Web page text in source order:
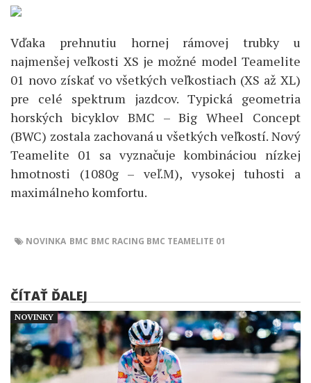
Vďaka prehnutiu hornej rámovej trubky u
najmenšej veľkosti XS je možné model Teamelite
01 novo získať vo všetkých veľkostiach (XS až XL)
pre celé spektrum jazdcov. Typická geometria
horských bicyklov BMC – Big Wheel Concept
(BWC) zostala zachovaná u všetkých veľkostí. Nový
Teamelite 01 sa vyznačuje kombináciou nízkej
hmotnosti (1080g – veľ.M), vysokej tuhosti a
maximálneho komfortu.
NOVINKA BMC BMC RACING BMC TEAMELITE 01
ČÍTAŤ ĎALEJ
NOVINKY